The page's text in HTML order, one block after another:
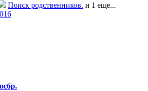
Поиск родственников. и 1 еще...